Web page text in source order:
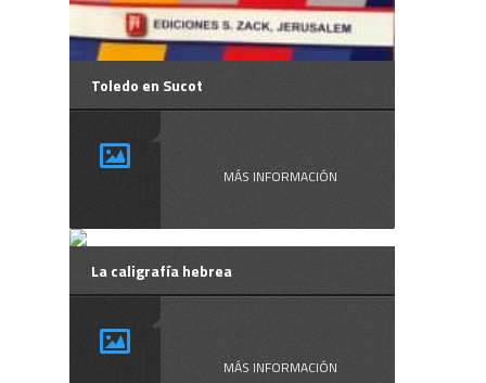
Toledo en Sucot
MÁS INFORMACIÓN
La caligrafía hebrea
MÁS INFORMACIÓN